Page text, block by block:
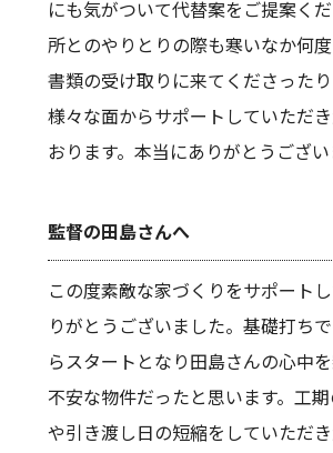
にも気がついて代替案をご提案く
所とのやりとりの際も寒いなか何
書類の受け取りに来てくださった
様々な面からサポートしていただ
おります。本当にありがとうござい
監督の田島さんへ
この度素敵な家づくりをサポート
りがとうございました。基礎打ち
らスタートとなり田島さんの心中
不安な物件だったと思います。工
や引き渡し日の短縮をしていただ